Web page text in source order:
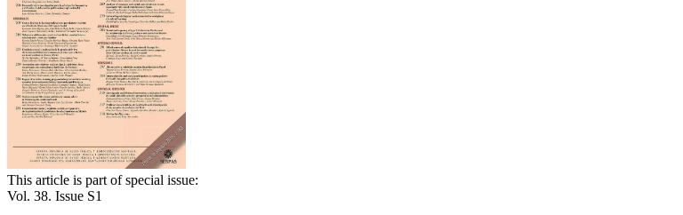
This article is part of special issue:
Vol. 38. Issue S1